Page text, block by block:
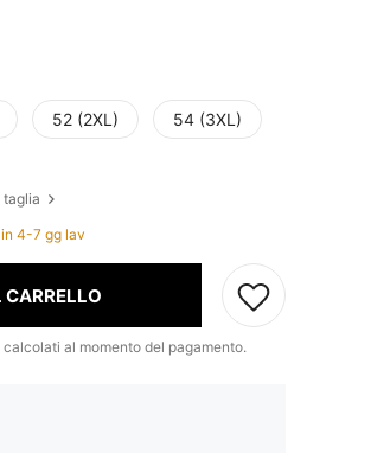
52 (2XL) 54 (3XL)
taglia
4-7 gg lav
CARRELLO
calcolati al momento del pagamento.